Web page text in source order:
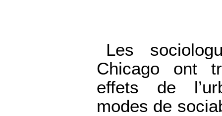
Les
Chicago ont
effets de
modes de